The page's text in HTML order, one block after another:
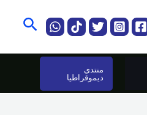
منتدى
ديموقراطيا